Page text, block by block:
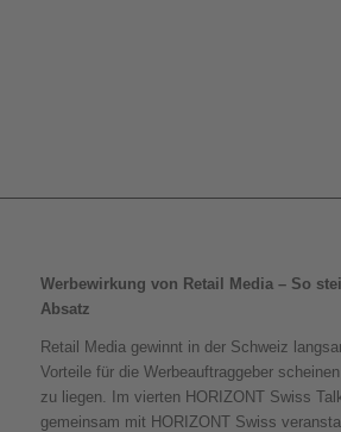
Werbewirkung von Retail Media – So
Absatz
Retail Media gewinnt in der Schweiz
Vorteile für die Werbeauftraggeber
zu liegen. Im vierten HORIZONT Swiss
gemeinsam mit HORIZONT Swiss